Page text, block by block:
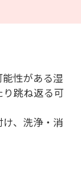
性がある湿
跳ね返る可
、洗浄・消